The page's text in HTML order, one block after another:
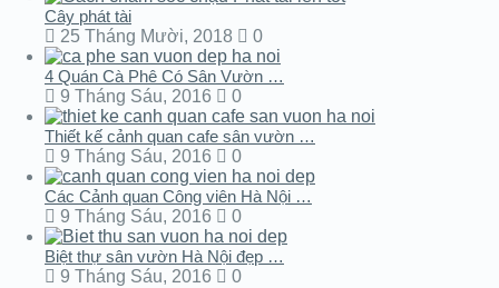
Cây phát tài
25 Tháng Mười, 2018
0
4 Quán Cà Phê Có Sân Vườn …
9 Tháng Sáu, 2016
0
Thiết kế cảnh quan cafe sân vườn …
9 Tháng Sáu, 2016
0
Các Cảnh quan Công viên Hà Nội …
9 Tháng Sáu, 2016
0
Biệt thự sân vườn Hà Nội đẹp …
9 Tháng Sáu, 2016
0